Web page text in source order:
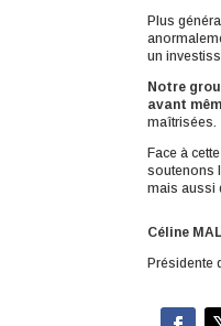
Plus
un
Notre
avant
maîtrisées.
Face à
soutenons
mais aussi
Céline
Présidente